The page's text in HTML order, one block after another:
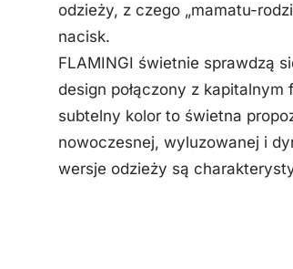
odzieży, z czego „mamatu-
nacisk.
FLAMINGI świetnie sprawdzą
design połączony z
subtelny kolor to świetna
nowoczesnej, wyluzowanej i
wersje odzieży są